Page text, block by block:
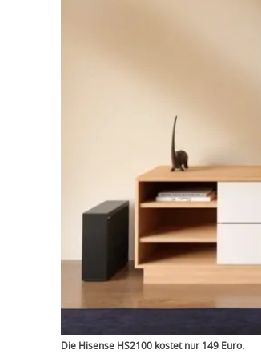
Die Hisense HS2100 kostet nur 149 Euro.